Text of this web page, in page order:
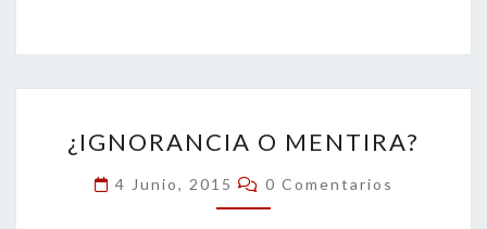
o
o
k
er dI
n
l
p
ar
tir
O
MENTIRA?
¿IGNORANCIA O MENTIRA?
4 Junio, 2015 Comentarios
0 Comentarios